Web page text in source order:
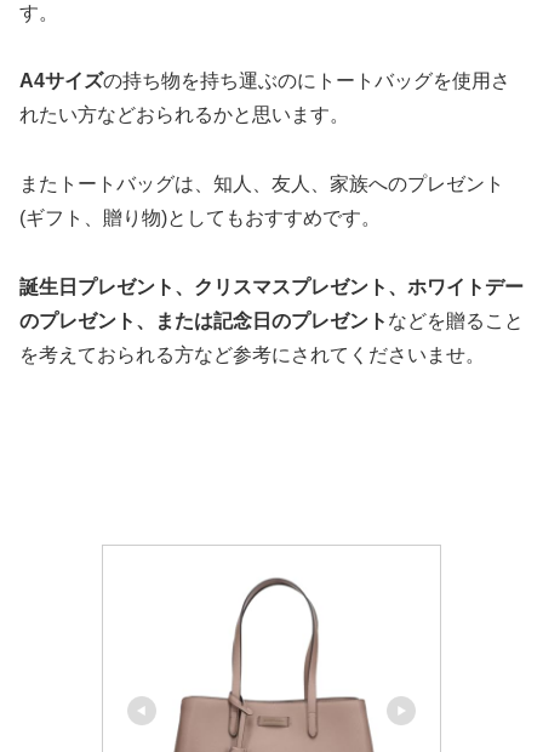
す。
A4サイズの持ち物を持ち運ぶのにトートバッグを使用さ
れたい方などおられるかと思います。
またトートバッグは、知人、友人、家族へのプレゼント
(ギフト、贈り物)としてもおすすめです。
誕生日プレゼント、クリスマスプレゼント、ホワイトデー
のプレゼント、または記念日のプレゼント などを贈ること
を考えておられる方など参考にされてくださいませ。